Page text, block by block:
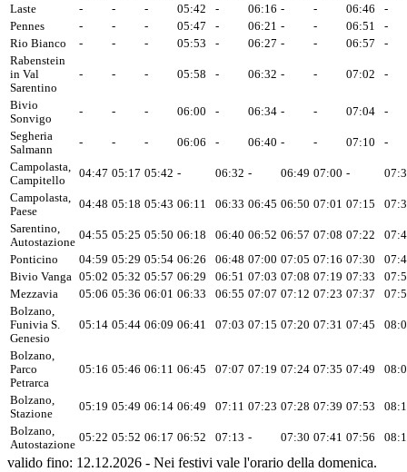
Laste
- - - 05:42 - 06:16 - - 06:46
-
Pennes
- - - 05:47 - 06:21 - - 06:51
-
Rio Bianco
- - - 05:53 - 06:27 - - 06:57
-
Rabenstein
in Val
Sarentino
- - - 05:58 - 06:32 - - 07:02 -
Bivio
Sonvigo
- - - 06:00 - 06:34 - - 07:04
-
Segheria
Salmann
- - - 06:06 - 06:40 - - 07:10
-
Campolasta,
Campitello
04:47 05:17 05:42 - 06:32 - 06:49 07:00 -
Campolasta,
Paese
04:48 05:18 05:43 06:11 06:33 06:45 06:50 07:01 07:15
Sarentino,
Autostazione
04:55 05:25 05:50 06:18 06:40 06:52 06:57 07:08 07:22
Ponticino
04:59 05:29 05:54 06:26 06:48 07:00 07:05 07:16 07:30
Bivio Vanga 05:02 05:32 05:57 06:29 06:51 07:03 07:08 07:19 07:33
Mezzavia
05:06 05:36 06:01 06:33 06:55 07:07 07:12 07:23 07:37
Bolzano,
Funivia S.
Genesio
05:14 05:44 06:09 06:41 07:03 07:15 07:20 07:31 07:45
Bolzano,
Parco
Petrarca
05:16 05:46 06:11 06:45 07:07 07:19 07:24 07:35 07:49
Bolzano,
Stazione
05:19 05:49 06:14 06:49 07:11 07:23 07:28 07:39 07:53
Bolzano,
Autostazione
05:22 05:52 06:17 06:52 07:13 - 07:30 07:41 07:56
valido fino: 12.12.2026 - Nei festivi vale l'orario della domenica.